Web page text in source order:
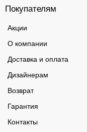
Покупателям
Акции
О компании
Доставка и оплата
Дизайнерам
Возврат
Гарантия
Контакты